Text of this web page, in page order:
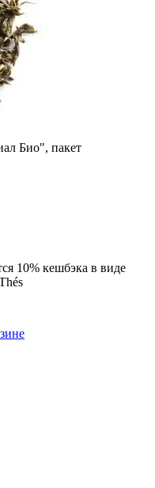
Био", пакет
10% кешбэка в виде